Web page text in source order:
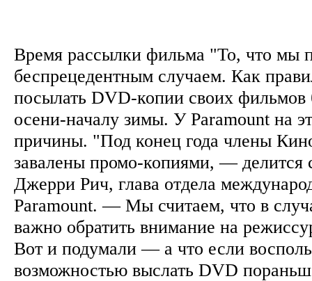
Время рассылки фильма "То, что мы
беспрецедентным случаем. Как
посылать DVD-копии своих фильмов
осени-началу зимы. У Paramount на
причины. "Под конец года члены
завалены промо-копиями, — делится
Джерри Рич, глава отдела
Paramount. — Мы считаем, что в
важно обратить внимание на
Вот и подумали — а что если
возможностью выслать DVD